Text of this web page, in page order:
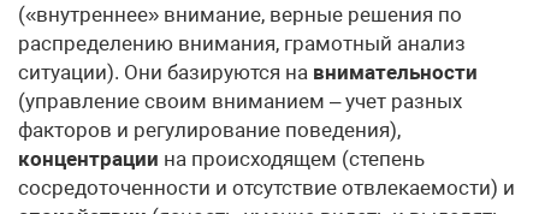
(«внутреннее» внимание, верные решения по
распределению внимания, грамотный анализ
ситуации). Они базируются на внимательности
(управление своим вниманием – учет разных
факторов и регулирование поведения),
концентрации на происходящем (степень
сосредоточенности и отсутствие отвлекаемости) и